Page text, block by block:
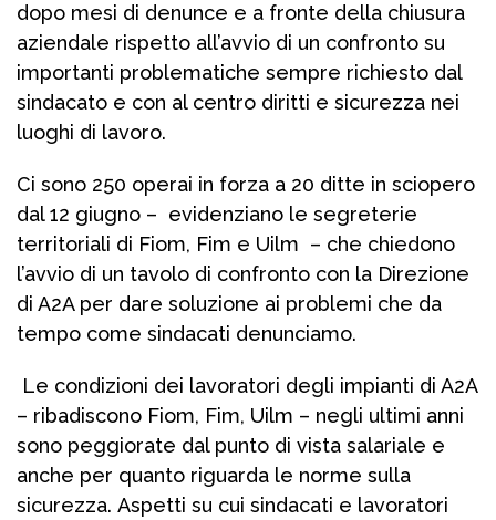
dopo mesi di denunce e a fronte della chiusura
aziendale rispetto all’avvio di un confronto su
importanti problematiche sempre richiesto dal
sindacato e con al centro diritti e sicurezza nei
luoghi di lavoro.
Ci sono 250 operai in forza a 20 ditte in sciopero
dal 12 giugno – evidenziano le segreterie
territoriali di Fiom, Fim e Uilm – che chiedono
l’avvio di un tavolo di confronto con la Direzione
di A2A per dare soluzione ai problemi che da
tempo come sindacati denunciamo.
Le condizioni dei lavoratori degli impianti di A2A
– ribadiscono Fiom, Fim, Uilm – negli ultimi anni
sono peggiorate dal punto di vista salariale e
anche per quanto riguarda le norme sulla
sicurezza. Aspetti su cui sindacati e lavoratori